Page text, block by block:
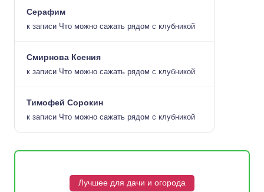
Серафим
к записи Что можно сажать рядом с клубникой
Смирнова Ксения
к записи Что можно сажать рядом с клубникой
Тимофей Сорокин
к записи Что можно сажать рядом с клубникой
Лучшее для дачи и огорода